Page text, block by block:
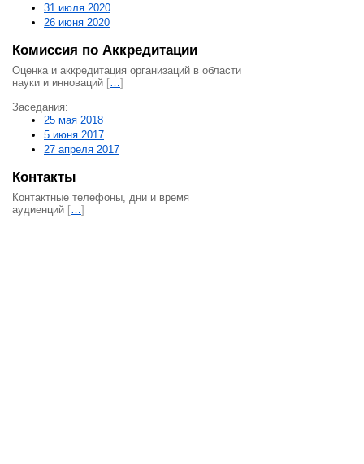
31 июля 2020
26 июня 2020
Комиссия по Аккредитации
Оценка и аккредитация организаций в области
науки и инноваций […]
Заседания:
25 мая 2018
5 июня 2017
27 апреля 2017
Контакты
Контактные телефоны, дни и время
аудиенций […]